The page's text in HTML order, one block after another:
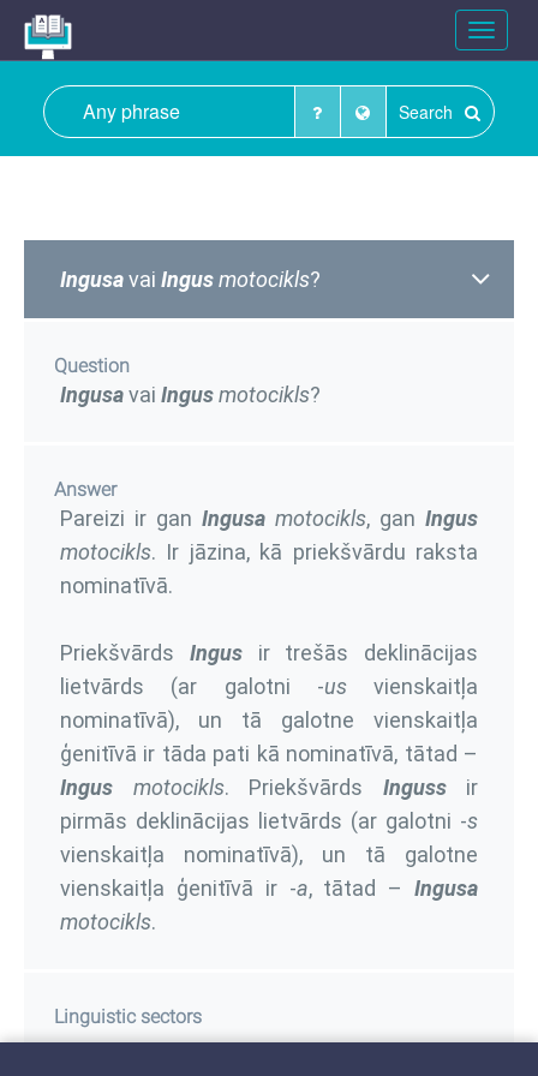
Toggle
Search
Ingusavai Ingusmotocikls?
Question
Ingusavai Ingusmotocikls?
Answer
Pareizi ir gan Ingusa motocikls, gan Ingus
motocikls. Ir jāzina, kā priekšvārdu raksta
nominatīvā.
Priekšvārds Ingusir trešās deklinācijas
lietvārds (ar galotni -usvienskaitļa
nominatīvā), un tā galotne vienskaitļa
ģenitīvā ir tāda pati kā nominatīvā, tātad –
Ingus motocikls. Priekšvārds Ingussir
pirmās deklinācijas lietvārds (ar galotni -s
vienskaitļa nominatīvā), un tā galotne
vienskaitļa ģenitīvā ir -a, tātad – Ingusa
motocikls.
Linguistic sectors